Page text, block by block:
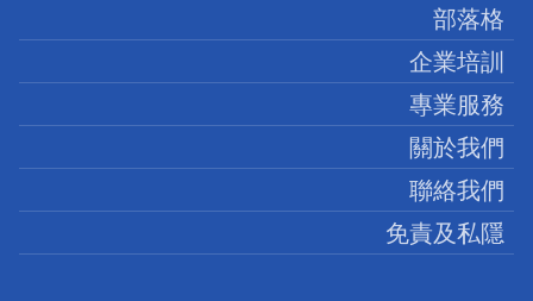
部落格
企業培訓
專業服務
關於我們
聯絡我們
免責及私隱